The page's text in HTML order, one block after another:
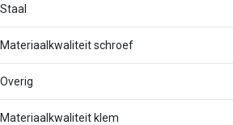
Staal
Materiaalkwaliteit schroef
Overig
Materiaalkwaliteit klem